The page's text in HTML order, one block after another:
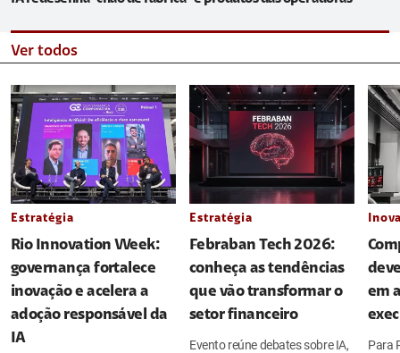
Ver todos
Estratégia
Rio Innovation Week:
governança fortalece
inovação e acelera a
adoção responsável da
IA
Estratégia
Febraban Tech 2026:
conheça as tendências
que vão transformar o
setor financeiro
Evento reúne debates sobre IA,
em
Para